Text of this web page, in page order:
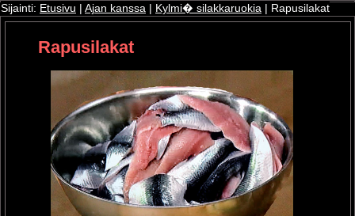
Sijainti: Etusivu Ajan kanssa Kylmi� silakkaruokia | Rapusilakat
Rapusilakat